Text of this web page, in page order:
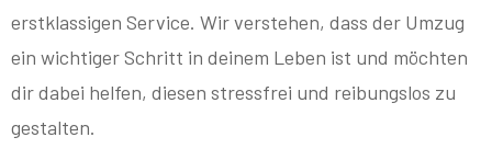
erstklassigen Service. Wir verstehen, dass der Umzug
ein wichtiger Schritt in deinem Leben ist und möchten
dir dabei helfen, diesen stressfrei und reibungslos zu
gestalten.